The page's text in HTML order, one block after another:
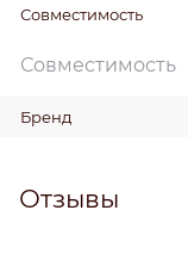
Совместимость
Совместимость
Бренд
Отзывы